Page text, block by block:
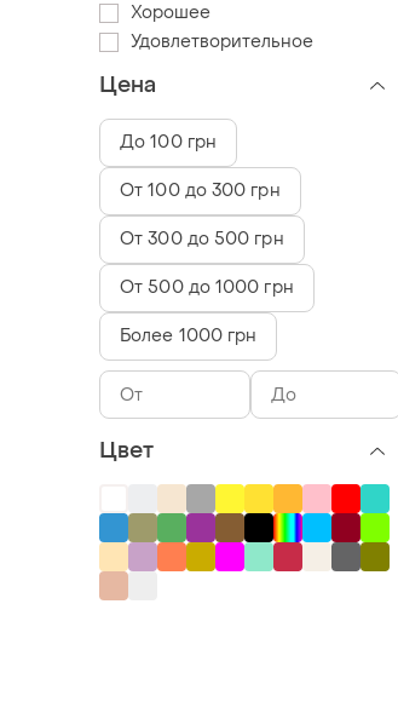
Хорошее
Удовлетворительное
Цена
До 100 грн
От 100 до 300 грн
От 300 до 500 грн
От 500 до 1000 грн
Более 1000 грн
Цвет